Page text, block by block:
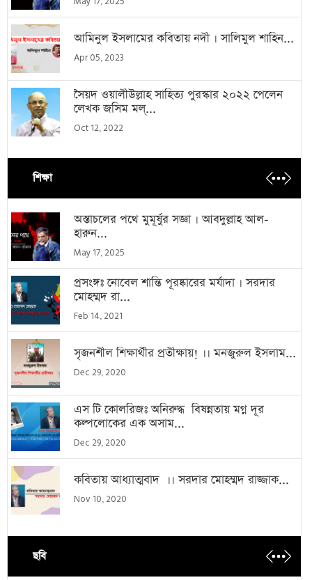
আমিনুল ইসলামের কবিতায় নদী । সালিমুল শাহিন...
Apr 05, 2023
সৈয়দ ওয়ালীউল্লাহ সাহিত্য পুরস্কার ২০২২ পেলেন
লেখক জসিম মল্...
Oct 12, 2022
শিক্ষা
অস্তাচলের পথে মুমূর্ষুর সজ্ঞা । আবদুল্লাহ আল-
হারুন...
May 17, 2025
প্রসংঙ্গঃ নোবেল শান্তি পূরষ্কারের মর্যাদা । সরদার
মোহম্মদ রা...
Feb 14, 2021
সৃজনশীল শিক্ষার্থীর প্রতীক্ষায়! ।। মনজুরুল ইসলাম...
Dec 29, 2020
এস টি কোলরিজঃ অনিরুদ্ধ বিষন্নতায় মগ্ন দূর
কল্পলোকের এক অসাম...
Dec 29, 2020
কবিতায় আধ্যাত্মবাদ ।। সরদার মোহম্মদ রাজ্জাক...
Nov 10, 2020
ছবি